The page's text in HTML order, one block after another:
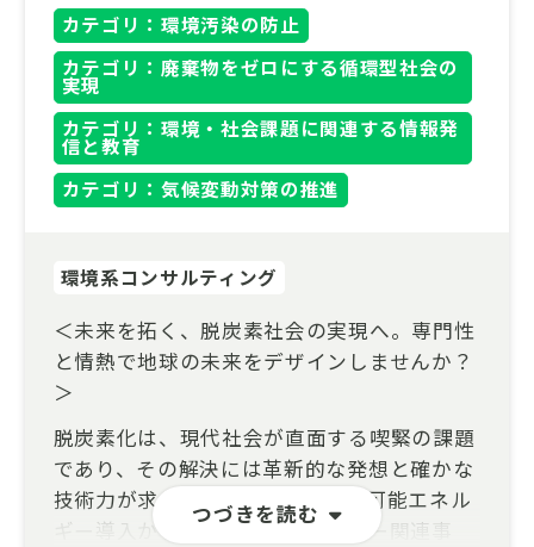
カテゴリ：環境汚染の防止
カテゴリ：廃棄物をゼロにする循環型社会の
実現
カテゴリ：環境・社会課題に関連する情報発
信と教育
カテゴリ：気候変動対策の推進
つづきを読む
環境系コンサルティング
＜未来を拓く、脱炭素社会の実現へ。専門性
と情熱で地球の未来をデザインしませんか？
＞
脱炭素化は、現代社会が直面する喫緊の課題
であり、その解決には革新的な発想と確かな
技術力が求められています。再生可能エネル
ギー導入から、スマートエネルギー関連事